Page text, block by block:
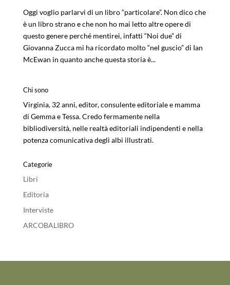
Oggi voglio parlarvi di un libro “particolare”. Non dico che
è un libro strano e che non ho mai letto altre opere di
questo genere perché mentirei, infatti “Noi due” di
Giovanna Zucca mi ha ricordato molto “nel guscio” di Ian
McEwan in quanto anche questa storia è...
Chi sono
Virginia, 32 anni, editor, consulente editoriale e mamma
di Gemma e Tessa. Credo fermamente nella
bibliodiversità, nelle realtà editoriali indipendenti e nella
potenza comunicativa degli albi illustrati.
Categorie
Libri
Editoria
Interviste
ARCOBALIBRO